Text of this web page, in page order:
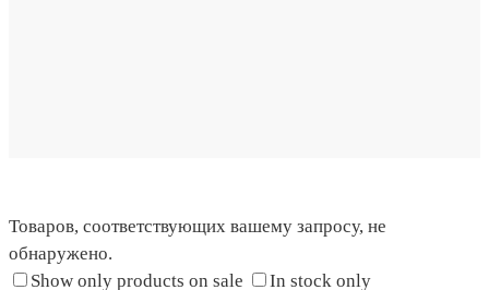
Товаров, соответствующих вашему запросу, не
обнаружено.
Show only products on sale
In stock only